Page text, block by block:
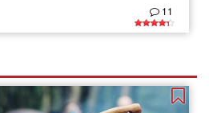
11